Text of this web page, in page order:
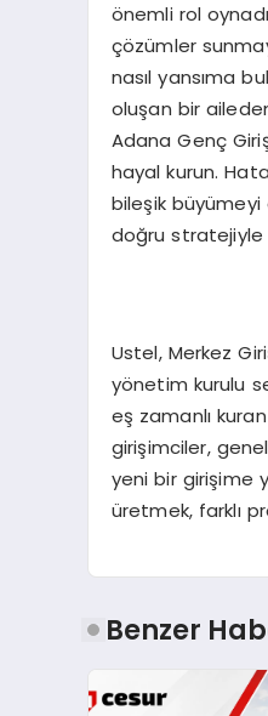
önemli rol
çözümler
nasıl yansıma
oluşan bir
Adana Genç
hayal kurun.
bileşik büyümeyi
doğru stratejiyle
Ustel, Merkez
yönetim kurulu
eş zamanlı
girişimciler,
yeni bir girişime
üretmek, farklı
Benzer